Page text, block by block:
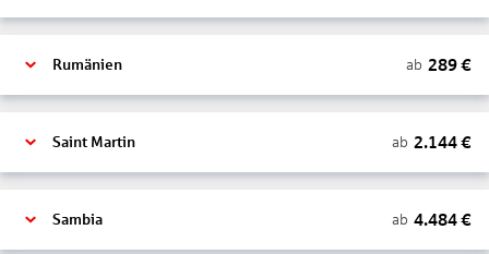
Rumänien ab 289€
Saint Martin ab 2.144€
Sambia ab 4.484€